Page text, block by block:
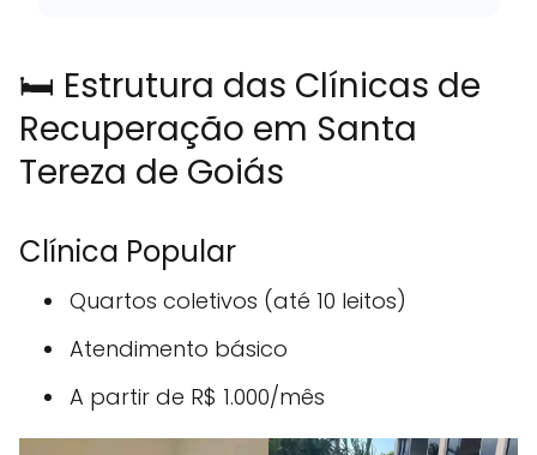
🛏️ Estrutura das Clínicas de
Recuperação em Santa
Tereza de Goiás
Clínica Popular
Quartos coletivos (até 10 leitos)
Atendimento básico
A partir de R$ 1.000/mês